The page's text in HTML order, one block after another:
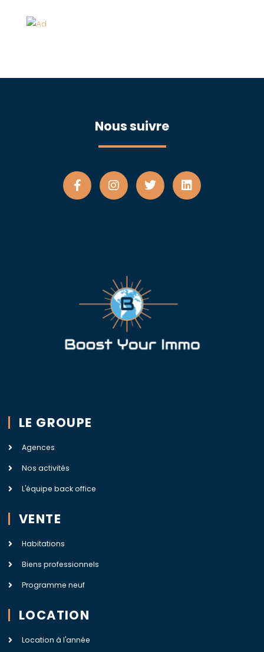
Nous suivre
LE GROUPE
Agences
Nos activités
L'équipe back office
VENTE
Habitations
Biens professionnels
Programme neuf
LOCATION
Location à l'année